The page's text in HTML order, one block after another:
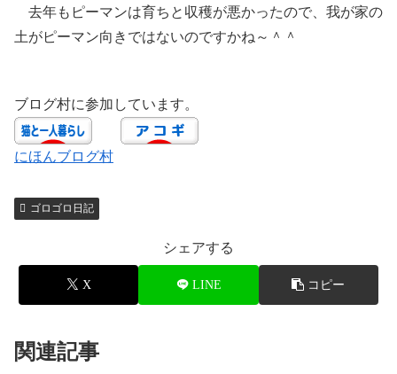
去年もピーマンは育ちと収穫が悪かったので、我が家の
土がピーマン向きではないのですかね～＾＾
ブログ村に参加しています。
にほんブログ村
ゴロゴロ日記
シェアする
X LINE コピー
関連記事